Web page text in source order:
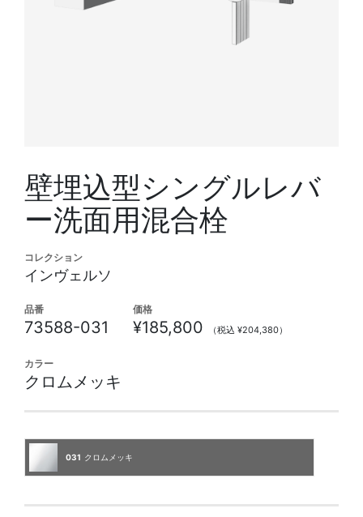
壁埋込型シングルレバ
ー洗面用混合栓
コレクション
インヴェルソ
品番
73588-031
価格
¥185,800 （税込 ¥204,380）
カラー
クロムメッキ
031 クロムメッキ